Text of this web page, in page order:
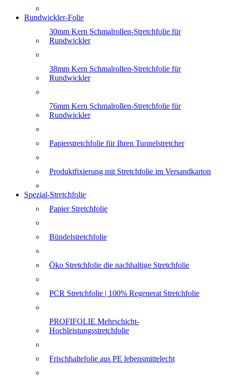
Rundwickler-Folie
30mm Kern Schmalrollen-Stretchfolie für
Rundwickler
38mm Kern Schmalrollen-Stretchfolie für
Rundwickler
76mm Kern Schmalrollen-Stretchfolie für
Rundwickler
Papierstretchfolie für Ihren Tunnelstretcher
Produktfixierung mit Stretchfolie im Versandkarton
Spezial-Stretchfolie
Papier Stretchfolie
Bündelstretchfolie
Öko Stretchfolie die nachhaltige Stretchfolie
PCR Stretchfolie | 100% Regenerat Stretchfolie
PROFIFOLIE Mehrschicht-
Hochleistungsstretchfolie
Frischhaltefolie aus PE lebensmittelecht